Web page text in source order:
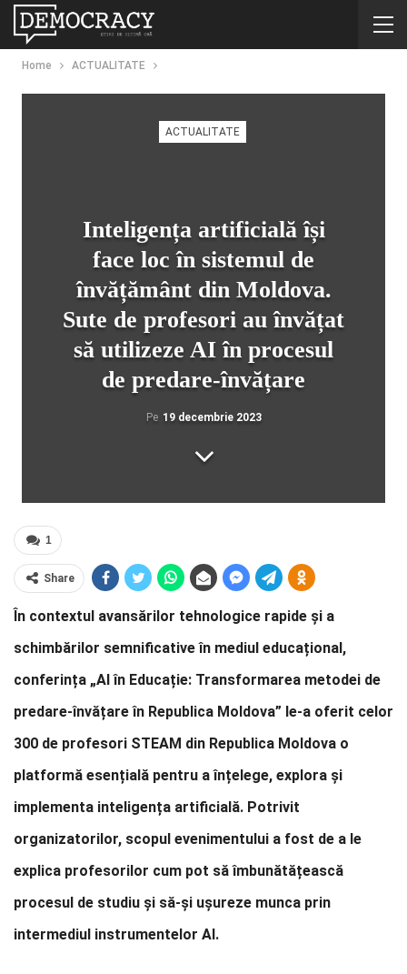
Home ACTUALITATE
ACTUALITATE
Inteligența artificială își
face loc în sistemul de
învățământ din Moldova.
Sute de profesori au învățat
să utilizeze AI în procesul
de predare-învățare
Pe 19 decembrie 2023
1
Share
În contextul avansărilor tehnologice rapide și a
schimbărilor semnificative în mediul educațional,
conferința „AI în Educație: Transformarea metodei de
predare-învățare în Republica Moldova” le-a oferit celor
300 de profesori STEAM din Republica Moldova o
platformă esențială pentru a înțelege, explora și
implementa inteligența artificială. Potrivit
organizatorilor, scopul evenimentului a fost de a le
explica profesorilor cum pot să îmbunătățească
procesul de studiu și să-și ușureze munca prin
intermediul instrumentelor AI.